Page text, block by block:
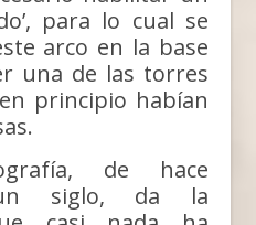
para lo cual se
arco en la base
una de las torres
principio habían
de hace
un siglo, da la